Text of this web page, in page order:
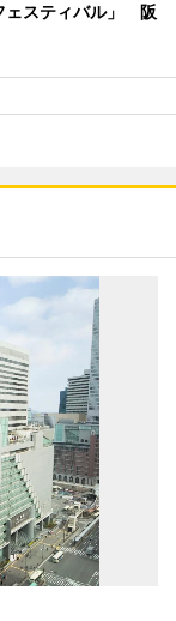
ェスティバル」 阪